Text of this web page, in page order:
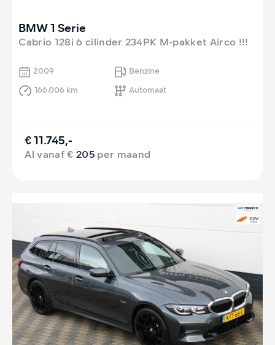
BMW 1 Serie
Cabrio 128i 6 cilinder 234PK M-pakket Airco !!!
2009
Benzine
166.006 km
Automaat
€ 11.745,-
Al vanaf €205 per maand